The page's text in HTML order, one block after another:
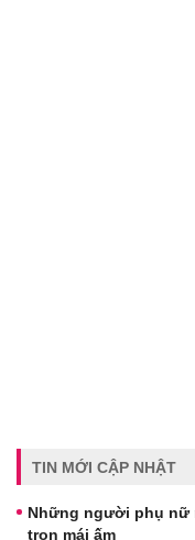
TIN MỚI CẬP NHẬT
Những người phụ
trọn mái ấm